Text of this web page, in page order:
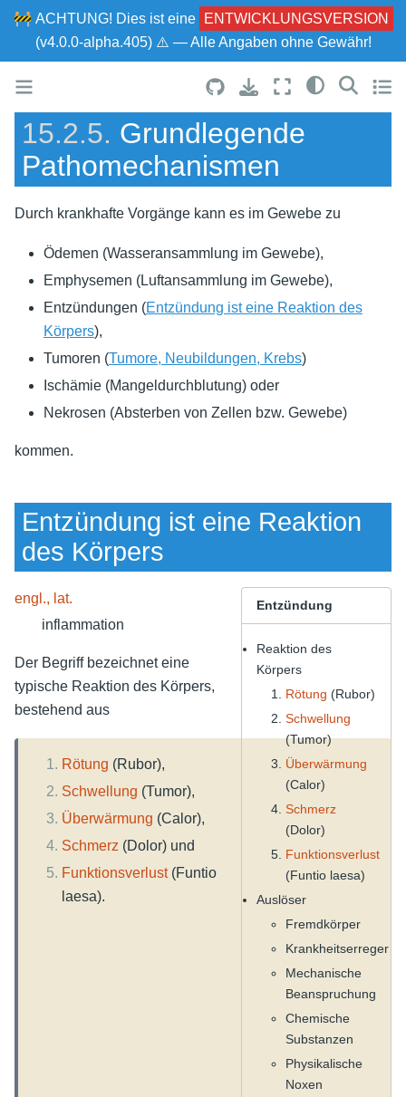
🚧 ACHTUNG! Dies ist eine
ENTWICKLUNGSVERSION
(v4.0.0-alpha.405) ⚠ — Alle Angaben ohne Gewähr!
15.2.5. Grundlegende
Pathomechanismen
Durch krankhafte Vorgänge kann es im Gewebe zu
Ödemen (Wasseransammlung im Gewebe),
Emphysemen (Luftansammlung im Gewebe),
Entzündungen (Entzündung ist eine Reaktion des
Körpers),
Tumoren (Tumore, Neubildungen, Krebs)
Ischämie (Mangeldurchblutung) oder
Nekrosen (Absterben von Zellen bzw. Gewebe)
kommen.
Entzündung ist eine Reaktion
des Körpers
Entzündung
Reaktion des
Körpers
Rötung (Rubor)
Schwellung
(Tumor)
Überwärmung
(Calor)
Schmerz
(Dolor)
Funktionsverlust
(Funtio laesa)
Auslöser
Fremdkörper
Krankheitserreger
Mechanische
Beanspruchung
Chemische
Substanzen
Physikalische
Noxen
engl., lat.
inflammation
Der Begriff bezeichnet eine
typische Reaktion des Körpers,
bestehend aus
Rötung (Rubor),
Schwellung (Tumor),
Überwärmung (Calor),
Schmerz (Dolor) und
Funktionsverlust(Funtio
laesa).